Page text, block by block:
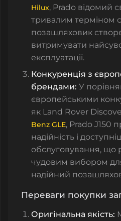
Hilux, Prado відомий
тривалим терміном
позашляховик
витримувати
експлуатації.
Конкуренція з
брендами: У
європейськими
як Land Rover
Benz GLE, Prado J150
надійність і
обслуговування, що
чудовим вибором
надійний
Переваги покупки
Оригінальна якість: